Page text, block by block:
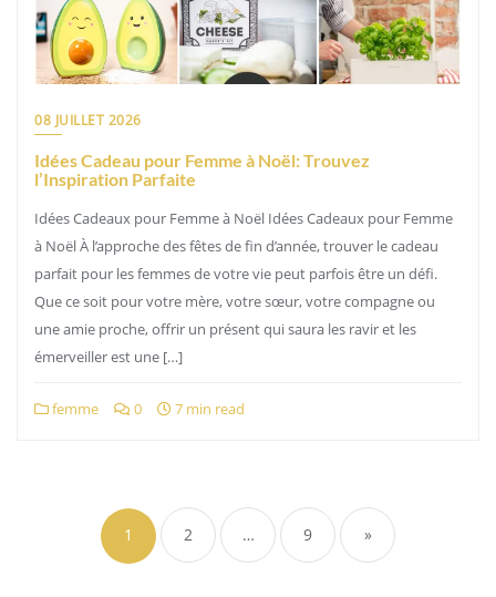
08 JUILLET 2026
Idées Cadeau pour Femme à Noël: Trouvez
l’Inspiration Parfaite
Idées Cadeaux pour Femme à Noël Idées Cadeaux pour Femme
à Noël À l’approche des fêtes de fin d’année, trouver le cadeau
parfait pour les femmes de votre vie peut parfois être un défi.
Que ce soit pour votre mère, votre sœur, votre compagne ou
une amie proche, offrir un présent qui saura les ravir et les
émerveiller est une […]
femme 0 7 min read
des
publications
1 2 … 9 »